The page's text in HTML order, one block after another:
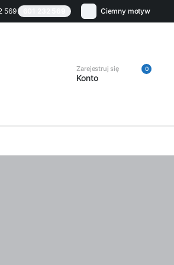
569 Ciemny motyw
Zarejestruj się
Konto
0